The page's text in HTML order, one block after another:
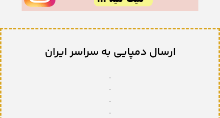
ارسال دمپایی به سراسر ایران
.
.
.
.